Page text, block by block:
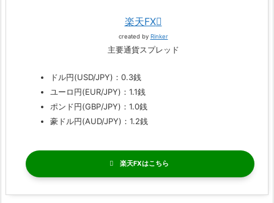
楽天FX
created by Rinker
主要通貨スプレッド
ドル円(USD/JPY)：0.3銭
ユーロ円(EUR/JPY)：1.1銭
ポンド円(GBP/JPY)：1.0銭
豪ドル円(AUD/JPY)：1.2銭
楽天FX